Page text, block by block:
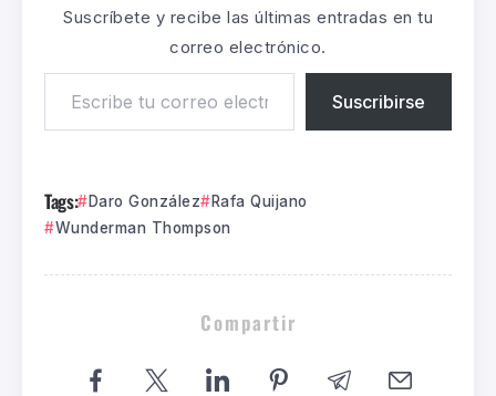
Suscríbete y recibe las últimas entradas en tu
correo electrónico.
Suscribirse
Tags: Daro González
Rafa Quijano
Wunderman Thompson
Compartir